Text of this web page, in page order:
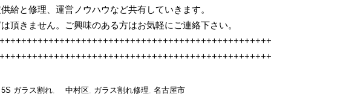
給と修理、運営ノウハウなど共有していきます。
頂きません。ご興味のある方はお気軽にご連絡下さい。
ガラス割れ, 中村区, ガラス割れ修理, 名古屋市